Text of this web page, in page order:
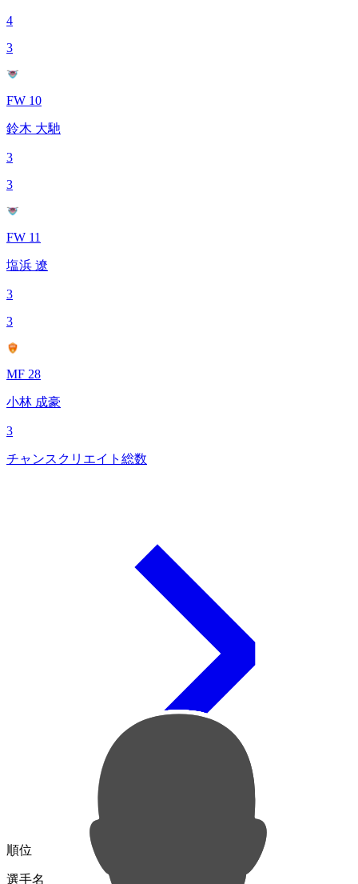
4
3
FW 10
鈴木 大馳
3
3
FW 11
塩浜 遼
3
3
MF 28
小林 成豪
3
チャンスクリエイト総数
順位
選手名